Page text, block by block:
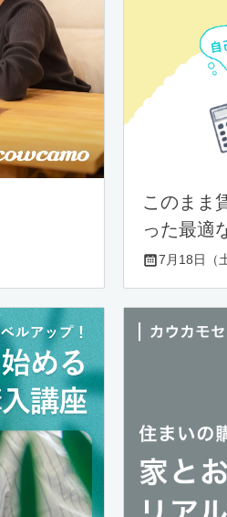
このまま
った最適
7月18日（